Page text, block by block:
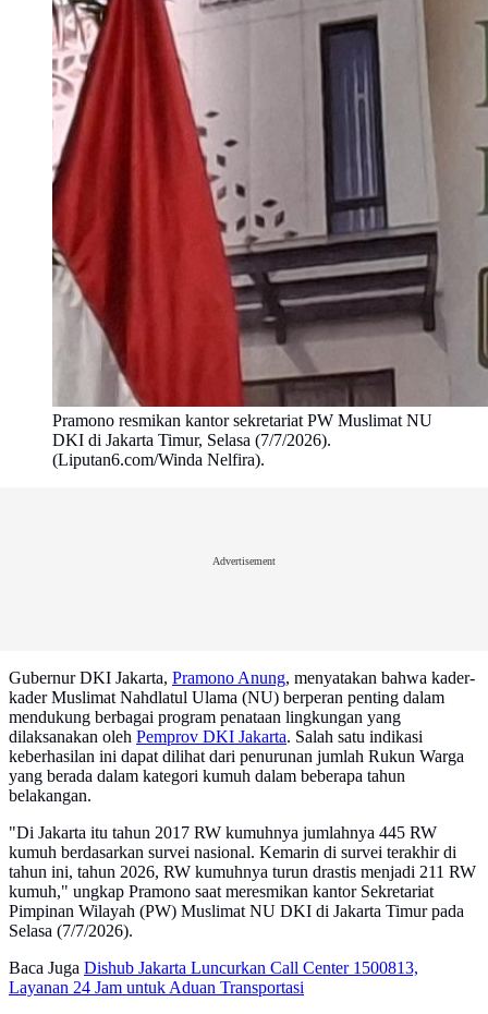
Pramono resmikan kantor sekretariat PW Muslimat NU
DKI di Jakarta Timur, Selasa (7/7/2026).
(Liputan6.com/Winda Nelfira).
Advertisement
Gubernur DKI Jakarta, Pramono Anung, menyatakan bahwa kader-
kader Muslimat Nahdlatul Ulama (NU) berperan penting dalam
mendukung berbagai program penataan lingkungan yang
dilaksanakan oleh Pemprov DKI Jakarta. Salah satu indikasi
keberhasilan ini dapat dilihat dari penurunan jumlah Rukun Warga
yang berada dalam kategori kumuh dalam beberapa tahun
belakangan.
"Di Jakarta itu tahun 2017 RW kumuhnya jumlahnya 445 RW
kumuh berdasarkan survei nasional. Kemarin di survei terakhir di
tahun ini, tahun 2026, RW kumuhnya turun drastis menjadi 211 RW
kumuh," ungkap Pramono saat meresmikan kantor Sekretariat
Pimpinan Wilayah (PW) Muslimat NU DKI di Jakarta Timur pada
Selasa (7/7/2026).
Baca Juga Dishub Jakarta Luncurkan Call Center 1500813,
Layanan 24 Jam untuk Aduan Transportasi